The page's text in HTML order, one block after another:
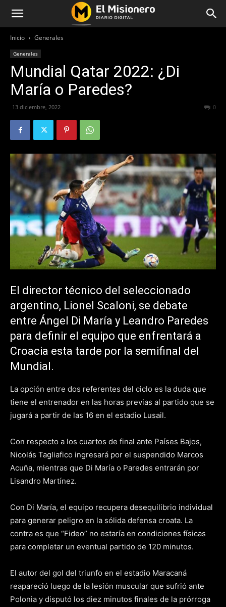
Inicio Generales
Generales
Mundial Qatar 2022: ¿Di
María o Paredes?
13 diciembre, 2022 0
El director técnico del seleccionado
argentino, Lionel Scaloni, se debate
entre Ángel Di María y Leandro Paredes
para definir el equipo que enfrentará a
Croacia esta tarde por la semifinal del
Mundial.
La opción entre dos referentes del ciclo es la duda que
tiene el entrenador en las horas previas al partido que se
jugará a partir de las 16 en el estadio Lusail.
Con respecto a los cuartos de final ante Países Bajos,
Nicolás Tagliafico ingresará por el suspendido Marcos
Acuña, mientras que Di María o Paredes entrarán por
Lisandro Martínez.
Con Di María, el equipo recupera desequilibrio individual
para generar peligro en la sólida defensa croata. La
contra es que “Fideo” no estaría en condiciones físicas
para completar un eventual partido de 120 minutos.
El autor del gol del triunfo en el estadio Maracaná
reapareció luego de la lesión muscular que sufrió ante
Polonia y disputó los diez minutos finales de la prórroga